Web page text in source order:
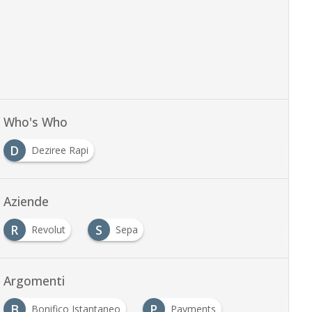
Who's Who
D
Deziree Rapi
Aziende
R
Revolut S Sepa
Argomenti
Bonifico Istantaneo Payments